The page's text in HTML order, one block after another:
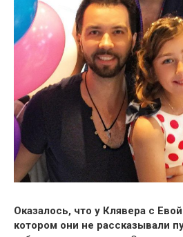
Оказалось, что у Клявера с
котором они не рассказывали